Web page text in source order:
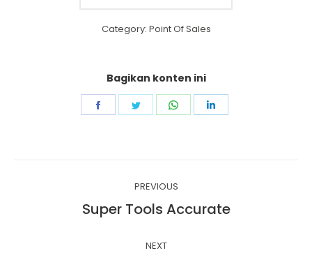
Category: Point Of Sales
Bagikan konten ini
Share
Share
Share
navigation
PREVIOUS
Previous
Super Tools Accurate
NEXT